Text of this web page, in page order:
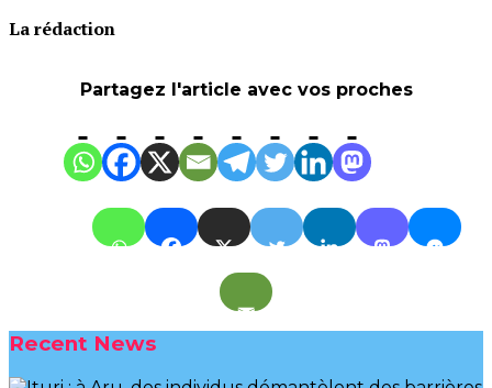
La rédaction
Partagez l'article avec vos proches
Recent News